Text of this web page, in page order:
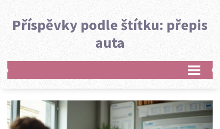
Příspěvky podle štítku: přepis
auta